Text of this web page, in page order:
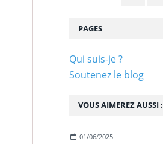
VOUS AIMEREZ AUSSI :
01/06/2025
PAGES
Qui suis-je ?
Soutenez le blog